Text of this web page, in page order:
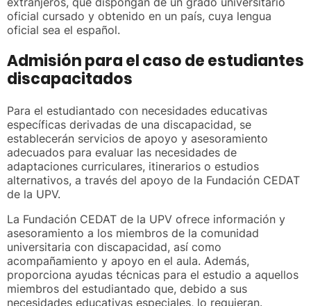
oficial cursado y obtenido en un país, cuya lengua
oficial sea el español.
Admisión para el caso de estudiantes
discapacitados
Para el estudiantado con necesidades educativas
específicas derivadas de una discapacidad, se
establecerán servicios de apoyo y asesoramiento
adecuados para evaluar las necesidades de
adaptaciones curriculares, itinerarios o estudios
alternativos, a través del apoyo de la Fundación CEDAT
de la UPV.
La Fundación CEDAT de la UPV ofrece información y
asesoramiento a los miembros de la comunidad
universitaria con discapacidad, así como
acompañamiento y apoyo en el aula. Además,
proporciona ayudas técnicas para el estudio a aquellos
miembros del estudiantado que, debido a sus
necesidades educativas especiales, lo requieran.